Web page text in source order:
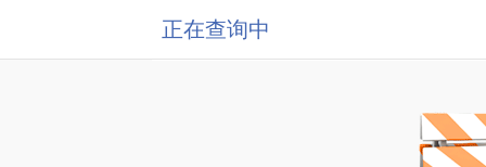
正在查询中